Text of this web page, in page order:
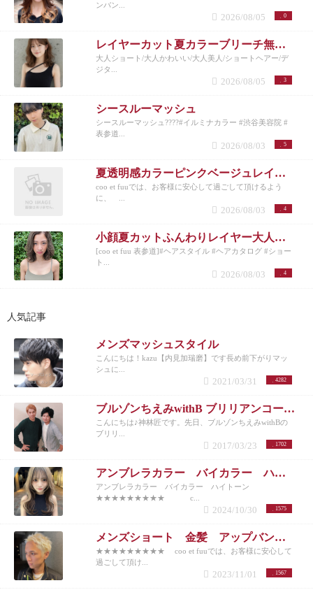
ンバン...
0
2026/08/05
レイヤーカット夏カラーブリーチ無しカラー
大人ショート/大人かわいい/大人美人/ショートヘアー/デ
ジタ...
3
2026/08/05
シースルーマッシュ
シースルーマッシュ????#イルミナカラー #渋谷美容院 #
表参道...
5
2026/08/03
夏透明感カラーピンクベージュレイヤーカット
coo et fuuでは、お客様に安心して過ごして頂けるよう
に、 ...
4
2026/08/03
小顔夏カットふんわりレイヤー大人可愛い透明感カラー
[coo et fuu 表参道]#ヘアスタイル #ヘアカタログ #ショー
ト...
4
2026/08/03
人気記事
メンズマッシュスタイル
こんにちは！kazu【内見加瑞磨】です長め前下がりマッ
シュに...
4282
2021/03/31
ブルゾンちえみwithB ブリリアンコージ君♪
こんにちは♪神林匠です。先日、ブルゾンちえみwithBの
ブリリ...
1702
2017/03/23
アンブレラカラー バイカラー ハイトーン
アンブレラカラー バイカラー ハイトーン
★★★★★★★★★ c...
1575
2024/10/30
メンズショート 金髪 アップバング 10代20代30代40代50代
★★★★★★★★★ coo et fuuでは、お客様に安心して
過ごして頂け...
1567
2023/11/01